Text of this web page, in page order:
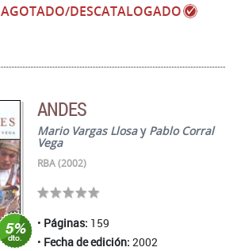
AGOTADO/DESCATALOGADO
ANDES
Mario Vargas Llosay Pablo Corral
Vega
RBA (2002)
Páginas: 159
Fecha de edición: 2002